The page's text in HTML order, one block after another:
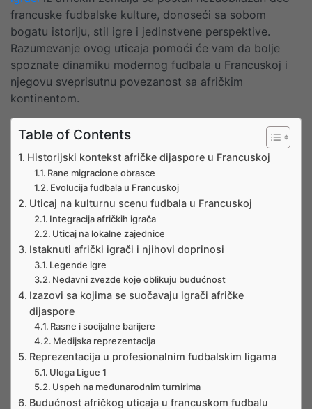
francuske fudbalske kulture, donoseći sa sobom
bogatu istoriju, stil igre i jedinstvene perspektive.
Razumevanje ovog uticaja pomoći će vam da bolje
spoznate dinamiku modernog fudbala u Francuskoj i
njegovu sveprisutnu povezanost sa afričkim
kontinentom.
Table of Contents
Historijski kontekst afričke dijaspore u Francuskoj
Rane migracione obrasce
Evolucija fudbala u Francuskoj
Uticaj na kulturnu scenu fudbala u Francuskoj
Integracija afričkih igrača
Uticaj na lokalne zajednice
Istaknuti afrički igrači i njihovi doprinosi
Legende igre
Nedavni zvezde koje oblikuju budućnost
Izazovi sa kojima se suočavaju igrači afričke
dijaspore
Rasne i socijalne barijere
Medijska reprezentacija
Reprezentacija u profesionalnim fudbalskim ligama
Uloga Ligue 1
Uspeh na međunarodnim turnirima
Budućnost afričkog uticaja u francuskom fudbalu